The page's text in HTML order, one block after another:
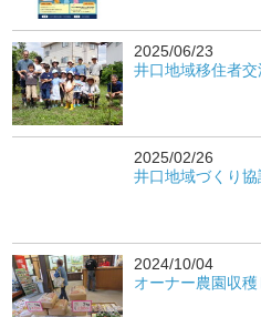
2025/06/23
井口地域移住者
2025/02/26
井口地域づくり
2024/10/04
オーナー農園収